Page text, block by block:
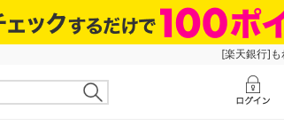
[楽天銀行]